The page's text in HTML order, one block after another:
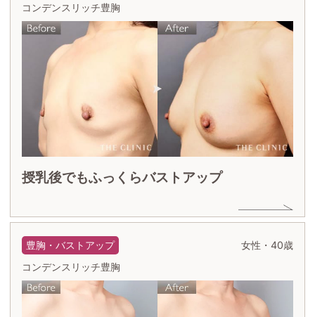
コンデンスリッチ豊胸
授乳後でもふっくらバストアップ
コンデンスリッチ豊胸
豊胸・バストアップ 女性・40歳